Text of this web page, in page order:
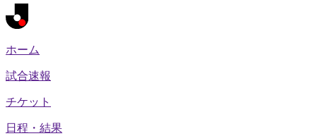
ホーム
試合速報
チケット
日程・結果